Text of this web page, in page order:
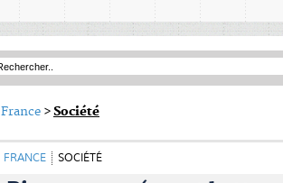
France >Société
FRANCE SOCIÉTÉ